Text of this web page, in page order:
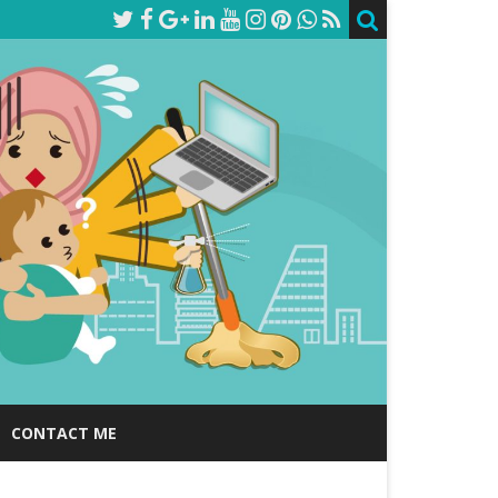
CONTACT ME